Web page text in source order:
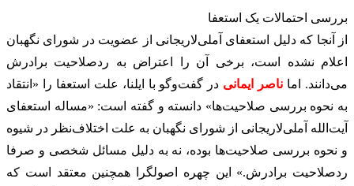
بررسی احتمالات یک استعفا
از آنجا که دلیل استعفای آملی‌لاریجانی از عضویت در شورای نگهبان
اعلام نشده است، برخی آن را اعتراض به ردصلاحیت برادرش
می‌دانند. اما ناصر ایمانی در گفت‌وگو با ایلنا، علت استعفا را «انتقاد
به نحوه بررسی صلاحیت‌ها» دانسته و گفته است: «مساله استعفای
آیت‌الله آملی‌لاریجانی از شورای نگهبان به علت اختلاف‌نظر در شیوه
و نحوه بررسی صلاحیت‌ها بوده، نه به دلیل مسائل شخصی و صرفا
ردصلاحیت برادرش.» این چهره اصولگرا همچنین معتقد است که